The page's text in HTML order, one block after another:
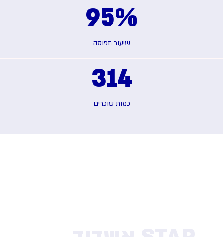
שיעור תפוסה
%
95
כמות שוכרים
314